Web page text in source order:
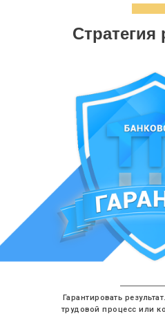
Стратегия
Гарантировать
трудовой процесс или